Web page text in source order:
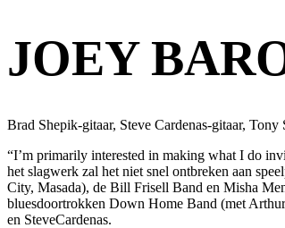
JOEY
Brad Shepik-gitaar, Steve Cardenas-gitaar,
“I’m primarily interested in making what I do
het slagwerk zal het niet snel ontbreken aan
City, Masada), de Bill Frisell Band en Misha
bluesdoortrokken Down Home Band (met
en SteveCardenas.